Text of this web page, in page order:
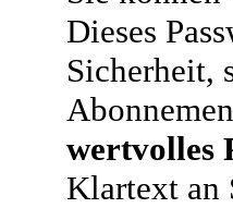
Dieses
Sicherheit,
wertvolles
Klartext an